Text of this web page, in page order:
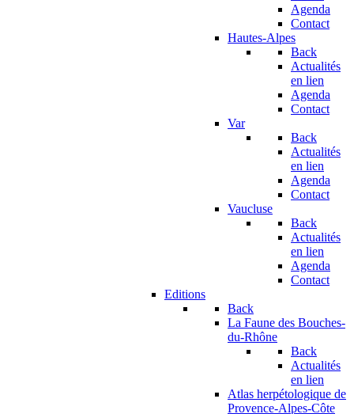
Agenda
Contact
Hautes-Alpes
Back
Actualités
en lien
Agenda
Contact
Var
Back
Actualités
en lien
Agenda
Contact
Vaucluse
Back
Actualités
en lien
Agenda
Contact
Editions
Back
La Faune des Bouches-
du-Rhône
Back
Actualités
en lien
Atlas herpétologique de
Provence-Alpes-Côte